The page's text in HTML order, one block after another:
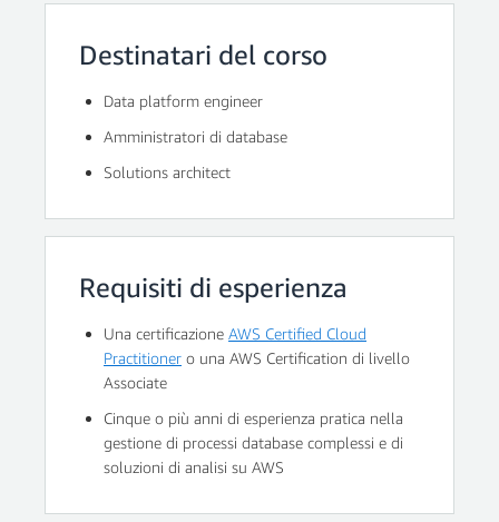
Destinatari del corso
Data platform engineer
Amministratori di database
Solutions architect
Requisiti di esperienza
Una certificazione AWS Certified Cloud
Practitioner o una AWS Certification di livello
Associate
Cinque o più anni di esperienza pratica nella
gestione di processi database complessi e di
soluzioni di analisi su AWS